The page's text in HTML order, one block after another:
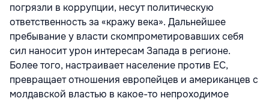
погрязли в коррупции, несут политическую
ответственность за «кражу века». Дальнейшее
пребывание у власти скомпрометировавших себя
сил наносит урон интересам Запада в регионе.
Более того, настраивает население против ЕС,
превращает отношения европейцев и американцев с
молдавской властью в какое-то непроходимое